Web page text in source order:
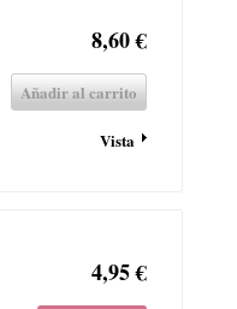
8,60 €
Añadir al carrito
Vista
4,95 €